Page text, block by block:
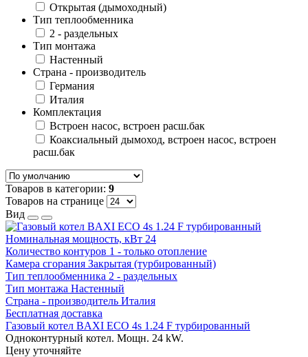
Открытая (дымоходный)
Тип теплообменника
2 - раздельных
Тип монтажа
Настенный
Страна - производитель
Германия
Италия
Комплектация
Встроен насос, встроен расш.бак
Коаксиальный дымоход, встроен насос, встроен
расш.бак
Товаров в категории: 9
Товаров на странице
Вид
Номинальная мощность, кВт 24
Количество контуров 1 - только отопление
Камера сгорания Закрытая (турбированный)
Тип теплообменника 2 - раздельных
Тип монтажа Настенный
Страна - производитель Италия
Бесплатная доставка
Газовый котел BAXI ECO 4s 1.24 F турбированный
Одноконтурный котел. Мощн. 24 kW.
Цену уточняйте